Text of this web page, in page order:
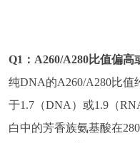
Q1：A260/A280比值偏高
纯DNA的A260/A280比值
于1.7（DNA）或1.9（
白中的芳香族氨基酸在